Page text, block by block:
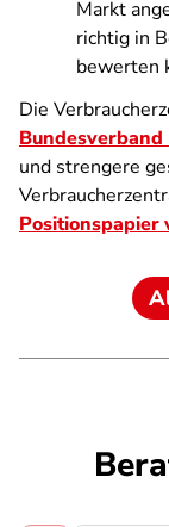
Markt
richtig in
bewerten
Die
und strengere
Positionspapier